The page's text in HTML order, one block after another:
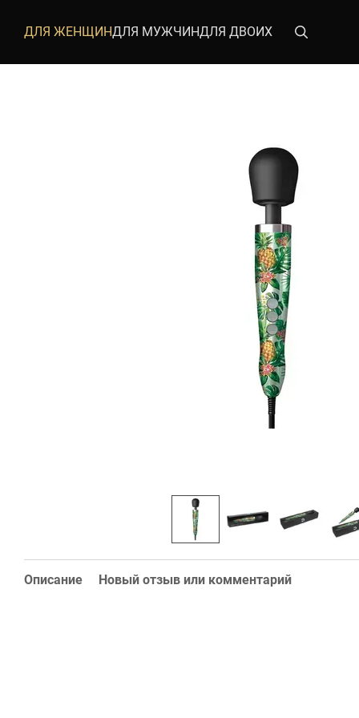
ДЛЯ ЖЕНЩИНДЛЯ МУЖЧИНДЛЯ ДВОИХ
Описание Новый отзыв или комментарий